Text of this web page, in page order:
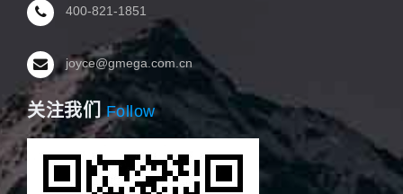
400-821-1851
joyce@gmega.com.cn
关注我们 Follow